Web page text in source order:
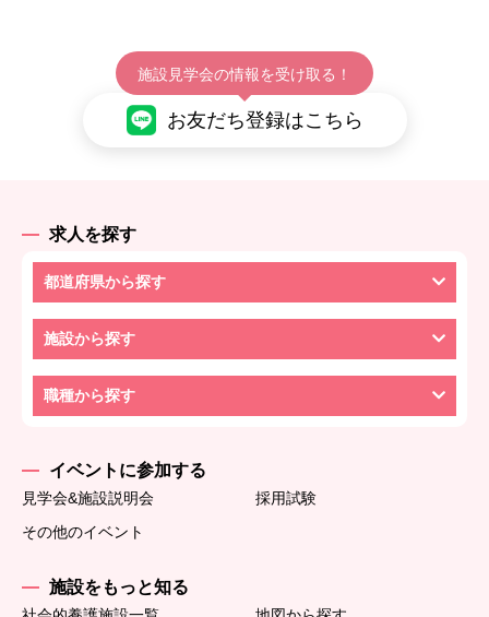
施設見学会の情報を受け取る！
お友だち登録はこちら
求人を探す
都道府県から探す
施設から探す
職種から探す
イベントに参加する
見学会&施設説明会
採用試験
その他のイベント
施設をもっと知る